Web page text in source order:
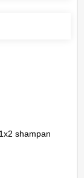
shampan